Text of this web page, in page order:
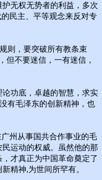
无权无势者的利益，多次
民主、平等观念来反对专
则，要突破所有教条束
但不要迷信，一有迷信，
功底，卓越的智慧，求实
有毛泽东的创新精神，也
州从事国共合作事业的毛
运动的权威。虽然他的那
才真正为中国革命奠定了
精神,为世间所罕有。